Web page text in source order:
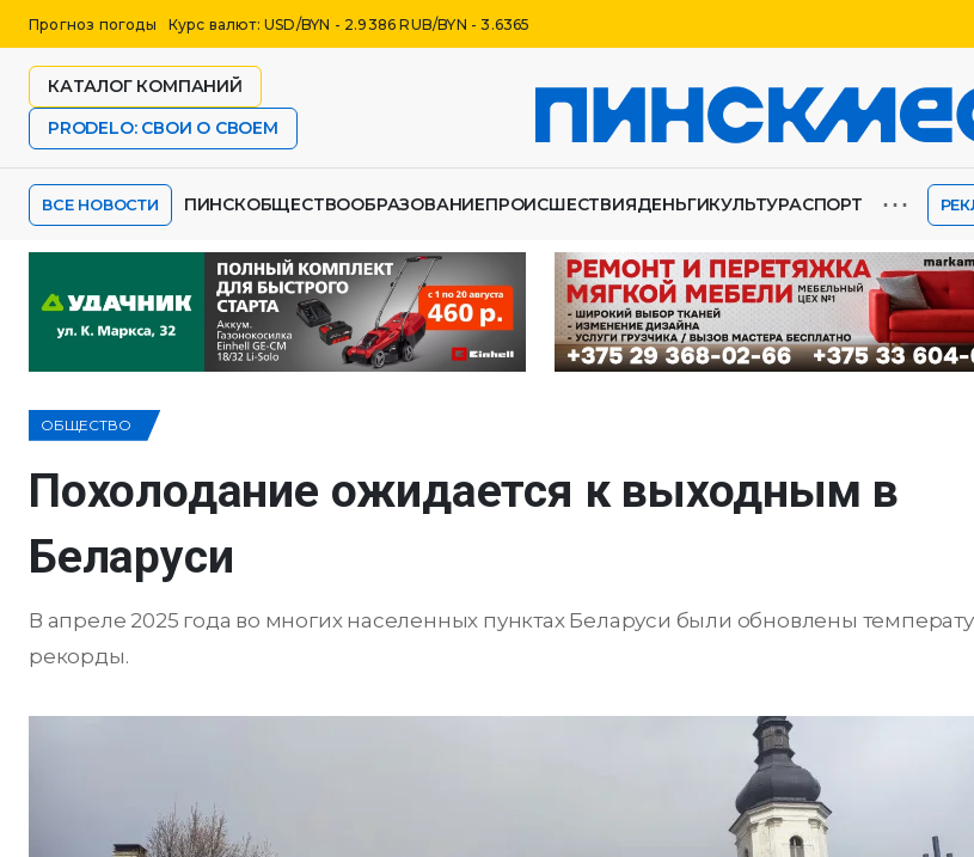
Прогноз погоды Курс валют: USD/BYN - 2.9386 RUB/BYN - 3.6365
КАТАЛОГ КОМПАНИЙ
PRODELO: СВОИ О СВОЕМ
ВСЕ НОВОСТИ ПИНСКОБЩЕСТВООБРАЗОВАНИЕПРОИСШЕСТВИЯДЕНЬГИКУЛЬТУРАСПОРТ ⋯
ОБЩЕСТВО
Похолодание ожидается к выходным в
Беларуси
В апреле 2025 года во многих населенных пунктах Беларуси были обновлены
рекорды.